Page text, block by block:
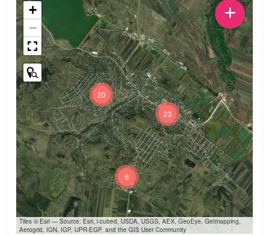
23
20
6
+
−
Tiles © Esri — Source: Esri, i-cubed, USDA, USGS, AEX, GeoEye, Getmapping,
Aerogrid, IGN, IGP, UPR-EGP, and the GIS User Community
+